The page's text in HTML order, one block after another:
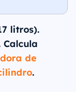
litros).
de
.